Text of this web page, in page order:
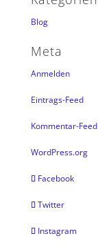
Blog
Meta
Anmelden
Eintrags-Feed
Kommentar-Feed
WordPress.org
Facebook
Twitter
Instagram